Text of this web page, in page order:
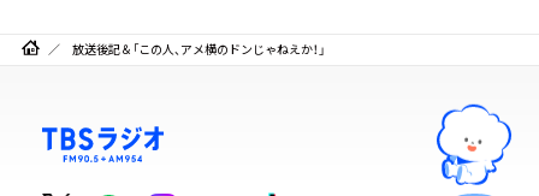
放送後記＆「この人、アメ横のドンじゃねえか！」